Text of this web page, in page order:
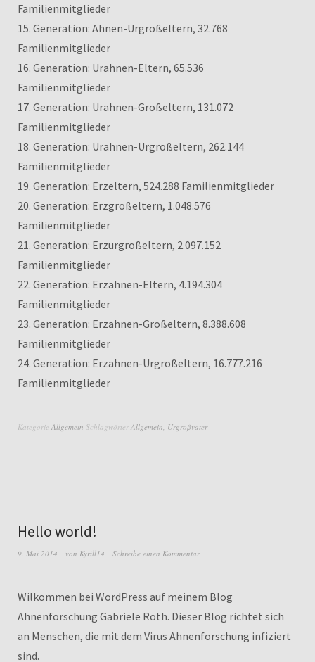
Familienmitglieder
15. Generation: Ahnen-Urgroßeltern, 32.768
Familienmitglieder
16. Generation: Urahnen-Eltern, 65.536
Familienmitglieder
17. Generation: Urahnen-Großeltern, 131.072
Familienmitglieder
18. Generation: Urahnen-Urgroßeltern, 262.144
Familienmitglieder
19. Generation: Erzeltern, 524.288 Familienmitglieder
20. Generation: Erzgroßeltern, 1.048.576
Familienmitglieder
21. Generation: Erzurgroßeltern, 2.097.152
Familienmitglieder
22. Generation: Erzahnen-Eltern, 4.194.304
Familienmitglieder
23. Generation: Erzahnen-Großeltern, 8.388.608
Familienmitglieder
24. Generation: Erzahnen-Urgroßeltern, 16.777.216
Familienmitglieder
Kategorie Allgemein Schlagwörter Allgemein, Urgroßvater
Hello world!
9. Mai 2014 von Kyrill14 Schreibe einen Kommentar
Wilkommen bei WordPress auf meinem Blog
Ahnenforschung Gabriele Roth. Dieser Blog richtet sich
an Menschen, die mit dem Virus Ahnenforschung infiziert
sind.